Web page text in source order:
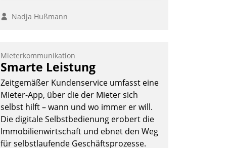
Nadja Hußmann
Mieterkommunikation
Smarte Leistung
Zeitgemäßer Kundenservice umfasst eine
Mieter-App, über die der Mieter sich
selbst hilft – wann und wo immer er will.
Die digitale Selbstbedienung erobert die
Immobilienwirtschaft und ebnet den Weg
für selbstlaufende Geschäftsprozesse.